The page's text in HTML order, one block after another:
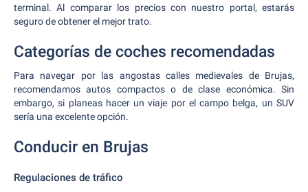
terminal. Al comparar los precios con nuestro portal, estarás
seguro de obtener el mejor trato.
Categorías de coches recomendadas
Para navegar por las angostas calles medievales de Brujas,
recomendamos autos compactos o de clase económica. Sin
embargo, si planeas hacer un viaje por el campo belga, un SUV
sería una excelente opción.
Conducir en Brujas
Regulaciones de tráfico